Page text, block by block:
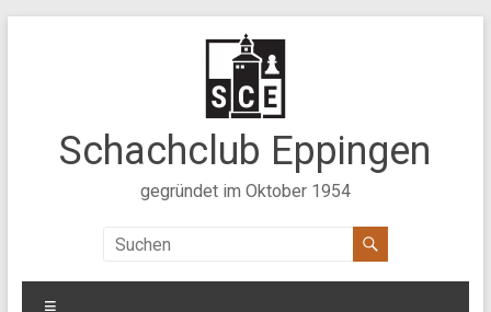
Schachclub Eppingen
gegründet im Oktober 1954